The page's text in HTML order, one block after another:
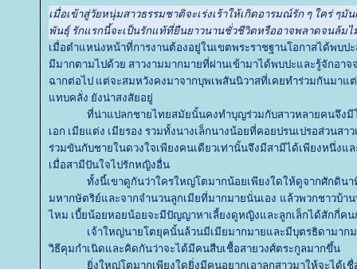
เมื่อเข้าสู่วัยหนุ่มสาวธรรมชาติจะเร่งเร้าให้เกิดอารมณ์รัก ๆ ใคร่ ๆมั
พันธุ์ รักแรกนี้จะเป็นรักแท้ที่ยืนยาวนานชั่วชีวิตหรืออาจพลาดจนล้มไ
เมื่อตำแหน่งหน้าที่การงานต้องอยู่ในเขตพระราชฐานโอกาสได้พบป
มีมากตามไปด้วย สาวงามมากมายที่ผ่านเข้ามาได้พบปะและรู้จักอา
ฉากต่อไป แต่จะสมหวังคงมาจากบุพเพสันนิวาสที่เคยทำร่วมกันมาแ
ทบคลั่ง ยังน่าสงสัยอยู่
ที่น่าแปลกชายไทยสมัยนั้นคงทำบุญร่วมกับสาวหลายคนจึง
เอก เมียแต่ง เมียรอง รวมทั้งนางเล็กนางน้อยที่คอยปรนเปรอส่วนส
ร่วมขันกับชายในดวงใจเพียงคนเดียวเท่านั้นจึงมีสามีได้เพียงหนึ่งแ
เมื่อสามีปันใจไปรักหญิงอื่น
ทั้งนี้เขาดูกันว่าใครใหญ่โตมากน้อยเพียงใดให้ดูจากศักดิน
มหากษัตริย์และจากจำนวนลูกเมียที่มากมายนั่นเอง ล้วพวกชาวบ้า
ไหม เบี้ยน้อยหอยน้อยจะมีปัญญาหาเลี้ยงดูหญิงและลูกเล็กได้สักกี่ค
เจ้าใหญ่นายโตยุคนั้นล้วนมีเมียมากมายและมีบุตรธิดามาก
วิธีคุมกำเนิดและคิดกันว่าจะได้มีคนสืบเชื้อสายวงศ์ตระกูลมากขึ้น
งใหญ่โตมากเพียงใดยิ่งมีคนอยากเอาลูกสาวมาให้จะได้เ